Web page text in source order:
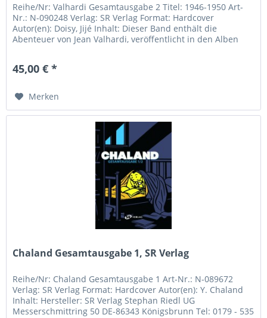
Reihe/Nr: Valhardi Gesamtausgabe 2 Titel: 1946-1950 Art-
Nr.: N-090248 Verlag: SR Verlag Format: Hardcover
Autor(en): Doisy, Jijé Inhalt: Dieser Band enthält die
Abenteuer von Jean Valhardi, veröffentlicht in den Alben
45,00 € *
Merken
Chaland Gesamtausgabe 1, SR Verlag
Reihe/Nr: Chaland Gesamtausgabe 1 Art-Nr.: N-089672
Verlag: SR Verlag Format: Hardcover Autor(en): Y. Chaland
Inhalt: Hersteller: SR Verlag Stephan Riedl UG
Messerschmittring 50 DE-86343 Königsbrunn Tel: 0179 - 535